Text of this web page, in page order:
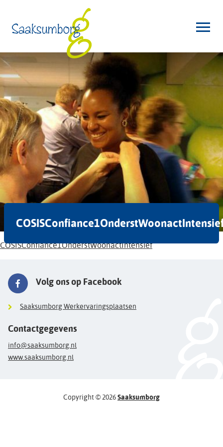
COSISConfiance1OnderstWoonactIntensief
Volg ons op Facebook
Saaksumborg Werkervaringsplaatsen
Contactgegevens
info@saaksumborg.nl
www.saaksumborg.nl
Copyright © 2026Saaksumborg